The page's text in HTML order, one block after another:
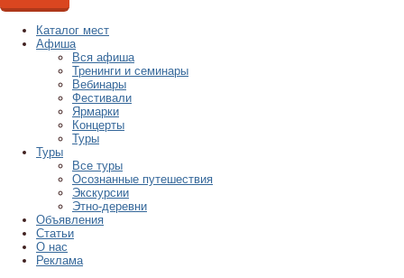
Каталог мест
Афиша
Вся афиша
Тренинги и семинары
Вебинары
Фестивали
Ярмарки
Концерты
Туры
Туры
Все туры
Осознанные путешествия
Экскурсии
Этно-деревни
Объявления
Статьи
О нас
Реклама